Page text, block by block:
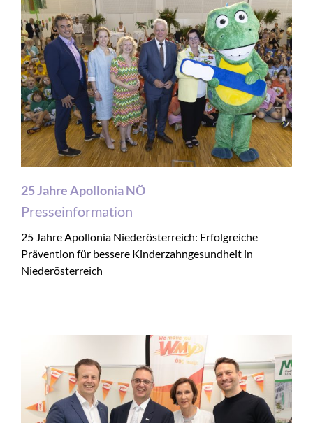
25 Jahre Apollonia NÖ
Presseinformation
25 Jahre Apollonia Niederösterreich: Erfolgreiche
Prävention für bessere Kinderzahngesundheit in
Niederösterreich